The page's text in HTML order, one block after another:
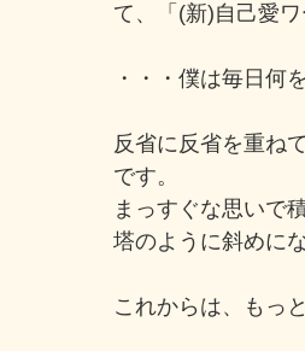
て、「(新)自己愛
・・・僕は毎日何
反省に反省を重ね
です。
まっすぐな思いで
塔のように斜めに
これからは、もっ